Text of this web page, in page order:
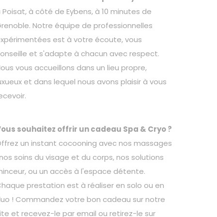
Poisat, à côté de Eybens, à 10 minutes de
Notre équipe de professionnelles
est à votre écoute, vous
et s'adapte à chacun avec respect.
vous accueillons dans un lieu propre,
et dans lequel nous avons plaisir à vous
souhaitez offrir un cadeau Spa & Cryo ?
un instant cocooning avec nos massages
soins du visage et du corps, nos solutions
ou un accès à l'espace détente.
prestation est à réaliser en solo ou en
! Commandez votre bon cadeau sur notre
et recevez-le par email ou retirez-le sur